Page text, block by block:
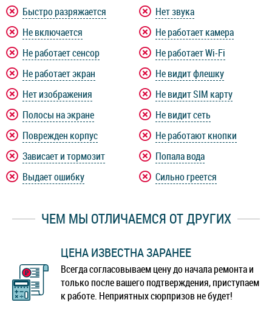
Быстро разряжается
Не включается
Не работает сенсор
Не работает экран
Нет изображения
Полосы на экране
Поврежден корпус
Зависает и тормозит
Выдает ошибку
Нет звука
Не работает камера
Не работает Wi-Fi
Не видит флешку
Не видит SIM карту
Не видит сеть
Не работают кнопки
Попала вода
Сильно греется
ЧЕМ МЫ ОТЛИЧАЕМСЯ ОТ ДРУГИХ
ЦЕНА ИЗВЕСТНА ЗАРАНЕЕ
Всегда согласовываем цену до начала ремонта и
только после вашего подтверждения, приступаем
к работе. Неприятных сюрпризов не будет!